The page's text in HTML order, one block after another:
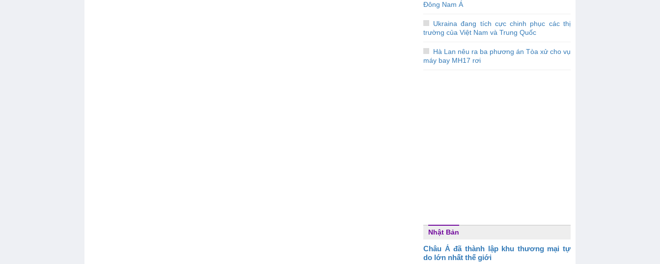
Đông Nam Á
Ukraina đang tích cực chinh phục các thị
trường của Việt Nam và Trung Quốc
Hà Lan nêu ra ba phương án Tòa xử cho vụ
máy bay MH17 rơi
Nhật Bản
Châu Á đã thành lập khu thương mại tự
do lớn nhất thế giới